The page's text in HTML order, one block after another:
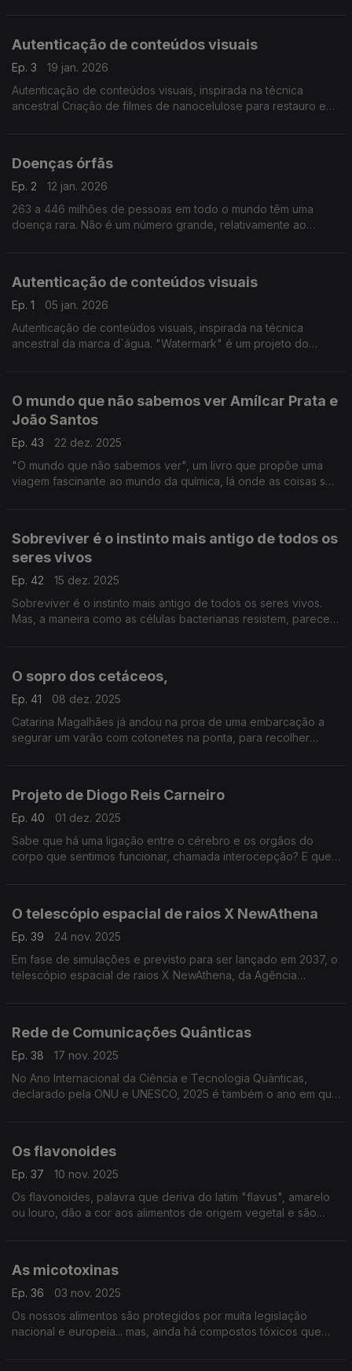
Autenticação de conteúdos visuais
Ep. 3
19 jan. 2026
Autenticação de conteúdos visuais, inspirada na técnica
ancestral Criação de filmes de nanocelulose para restauro e
Doenças órfãs
Ep. 2
12 jan. 2026
263 a 446 milhões de pessoas em todo o mundo têm uma
doença rara. Não é um número grande, relativamente ao
Autenticação de conteúdos visuais
Ep. 1
05 jan. 2026
Autenticação de conteúdos visuais, inspirada na técnica
ancestral da marca d`água. "Watermark" é um projeto do
O mundo que não sabemos ver Amílcar Prata e
João Santos
Ep. 43
22 dez. 2025
"O mundo que não sabemos ver", um livro que propõe uma
viagem fascinante ao mundo da química, lá onde as coisas se
Sobreviver é o instinto mais antigo de todos os
seres vivos
Ep. 42
15 dez. 2025
Sobreviver é o instinto mais antigo de todos os seres vivos.
Mas, a maneira como as células bacterianas resistem, parece
O sopro dos cetáceos,
Ep. 41
08 dez. 2025
Catarina Magalhães já andou na proa de uma embarcação a
segurar um varão com cotonetes na ponta, para recolher
Projeto de Diogo Reis Carneiro
Ep. 40
01 dez. 2025
Sabe que há uma ligação entre o cérebro e os orgãos do
corpo que sentimos funcionar, chamada interocepção? E que
O telescópio espacial de raios X NewAthena
Ep. 39
24 nov. 2025
Em fase de simulações e previsto para ser lançado em 2037, o
telescópio espacial de raios X NewAthena, da Agência
Rede de Comunicações Quânticas
Ep. 38
17 nov. 2025
No Ano Internacional da Ciência e Tecnologia Quânticas,
declarado pela ONU e UNESCO, 2025 é também o ano em que
Os flavonoides
Ep. 37
10 nov. 2025
Os flavonoides, palavra que deriva do latim "flavus", amarelo
ou louro, dão a cor aos alimentos de origem vegetal e são
As micotoxinas
Ep. 36
03 nov. 2025
Os nossos alimentos são protegidos por muita legislação
nacional e europeia... mas, ainda há compostos tóxicos que